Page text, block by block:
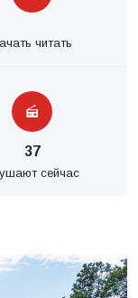
читать
37
сейчас